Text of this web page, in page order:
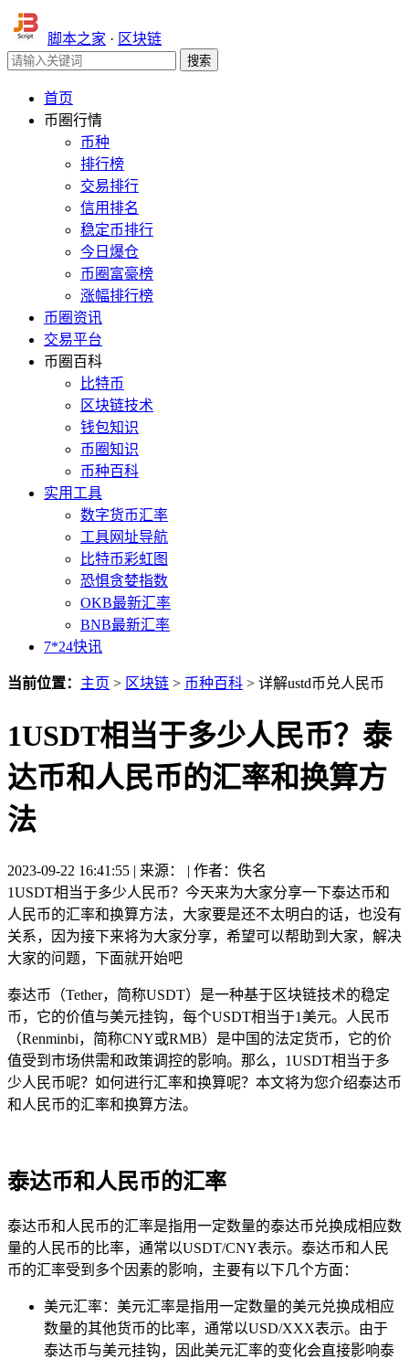
脚本之家 · 区块链
首页
币圈行情
币种
排行榜
交易排行
信用排名
稳定币排行
今日爆仓
币圈富豪榜
涨幅排行榜
币圈资讯
交易平台
币圈百科
比特币
区块链技术
钱包知识
币圈知识
币种百科
实用工具
数字货币汇率
工具网址导航
比特币彩虹图
恐惧贪婪指数
OKB最新汇率
BNB最新汇率
7*24快讯
当前位置： 主页 > 区块链 > 币种百科 > 详解ustd币兑人民币
1USDT相当于多少人民币？泰
达币和人民币的汇率和换算方
法
2023-09-22 16:41:55 | 来源： | 作者：佚名
1USDT相当于多少人民币？今天来为大家分享一下泰达币和
人民币的汇率和换算方法，大家要是还不太明白的话，也没有
关系，因为接下来将为大家分享，希望可以帮助到大家，解决
大家的问题，下面就开始吧
泰达币（Tether，简称USDT）是一种基于区块链技术的稳定
币，它的价值与美元挂钩，每个USDT相当于1美元。人民币
（Renminbi，简称CNY或RMB）是中国的法定货币，它的价
值受到市场供需和政策调控的影响。那么，1USDT相当于多
少人民币呢？如何进行汇率和换算呢？本文将为您介绍泰达币
和人民币的汇率和换算方法。
泰达币和人民币的汇率
泰达币和人民币的汇率是指用一定数量的泰达币兑换成相应数
量的人民币的比率，通常以USDT/CNY表示。泰达币和人民
币的汇率受到多个因素的影响，主要有以下几个方面：
美元汇率：美元汇率是指用一定数量的美元兑换成相应
数量的其他货币的比率，通常以USD/XXX表示。由于
泰达币与美元挂钩，因此美元汇率的变化会直接影响泰